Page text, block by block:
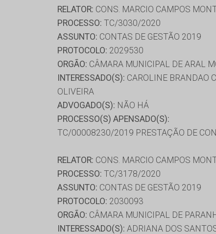
RELATOR: CONS. MARCIO CAMPOS
PROCESSO: TC/3030/2020
ASSUNTO: CONTAS DE GESTÃO 2019
PROTOCOLO: 2029530
ORGÃO: CÂMARA MUNICIPAL DE ARAL
INTERESSADO(S): CAROLINE BRANDAO
OLIVEIRA
ADVOGADO(S): NÃO HÁ
PROCESSO(S) APENSADO(S):
TC/00008230/2019 PRESTAÇÃO DE
RELATOR: CONS. MARCIO CAMPOS
PROCESSO: TC/3178/2020
ASSUNTO: CONTAS DE GESTÃO 2019
PROTOCOLO: 2030093
ORGÃO: CÂMARA MUNICIPAL DE
INTERESSADO(S): ADRIANA DOS